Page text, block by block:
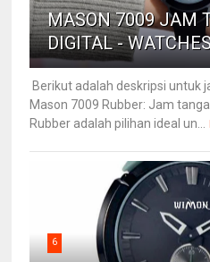
MASON 7009 JAM
DIGITAL -
Berikut adalah deskripsi untuk
Mason 7009 Rubber: Jam
Rubber adalah pilihan ideal un...
6